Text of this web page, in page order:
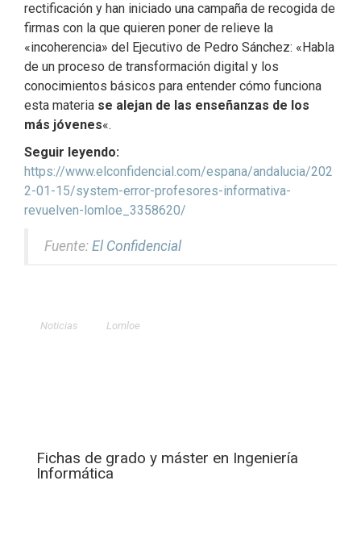
rectificación y han iniciado una campaña de recogida de
firmas con la que quieren poner de relieve la
«incoherencia» del Ejecutivo de Pedro Sánchez: «Habla
de un proceso de transformación digital y los
conocimientos básicos para entender cómo funciona
esta materia se alejan de las enseñanzas de los
más jóvenes«.
Seguir leyendo:
https://www.elconfidencial.com/espana/andalucia/202
2-01-15/system-error-profesores-informativa-
revuelven-lomloe_3358620/
Fuente: El Confidencial
Noticias Lomloe
Fichas de grado y máster en Ingeniería
Informática